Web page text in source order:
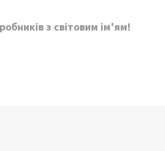
з світовим ім’ям!